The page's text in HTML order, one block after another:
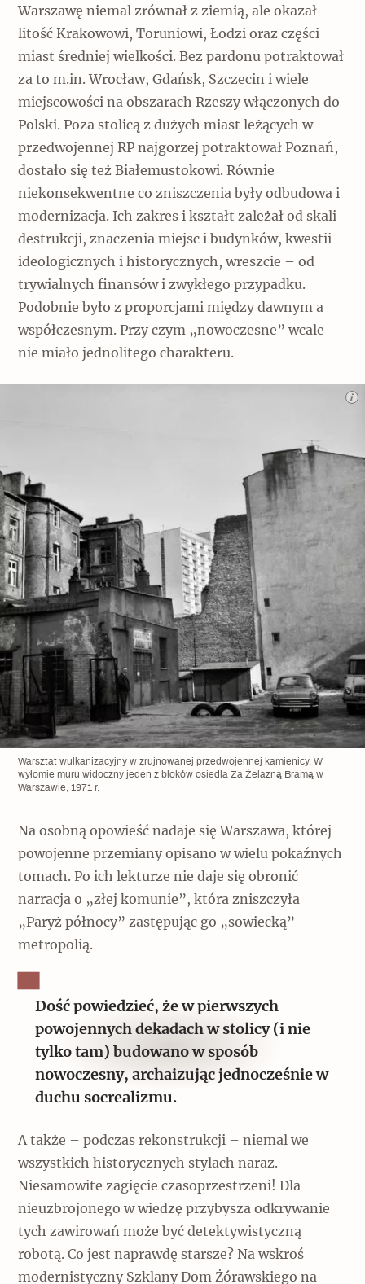
Warszawę niemal zrównał z ziemią, ale okazał
litość Krakowowi, Toruniowi, Łodzi oraz części
miast średniej wielkości. Bez pardonu potraktował
za to m.in. Wrocław, Gdańsk, Szczecin i wiele
miejscowości na obszarach Rzeszy włączonych do
Polski. Poza stolicą z dużych miast leżących w
przedwojennej RP najgorzej potraktował Poznań,
dostało się też Białemustokowi. Równie
niekonsekwentne co zniszczenia były odbudowa i
modernizacja. Ich zakres i kształt zależał od skali
destrukcji, znaczenia miejsc i budynków, kwestii
ideologicznych i historycznych, wreszcie – od
trywialnych finansów i zwykłego przypadku.
Podobnie było z proporcjami między dawnym a
współczesnym. Przy czym „nowoczesne” wcale
nie miało jednolitego charakteru.
Warsztat wulkanizacyjny w zrujnowanej przedwojennej kamienicy. W
wyłomie muru widoczny jeden z bloków osiedla Za Żelazną Bramą w
Warszawie, 1971 r.
Na osobną opowieść nadaje się Warszawa, której
powojenne przemiany opisano w wielu pokaźnych
tomach. Po ich lekturze nie daje się obronić
narracja o „złej komunie”, która zniszczyła
„Paryż północy” zastępując go „sowiecką”
metropolią.
Dość powiedzieć, że w pierwszych
powojennych dekadach w stolicy (i nie
tylko tam) budowano w sposób
nowoczesny, archaizując jednocześnie w
duchu socrealizmu.
A także – podczas rekonstrukcji – niemal we
wszystkich historycznych stylach naraz.
Niesamowite zagięcie czasoprzestrzeni! Dla
nieuzbrojonego w wiedzę przybysza odkrywanie
tych zawirowań może być detektywistyczną
robotą. Co jest naprawdę starsze? Na wskroś
modernistyczny Szklany Dom Żórawskiego na